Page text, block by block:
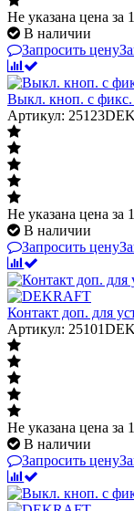
Не указана цена за 1
В наличии
Запросить цену
Выкл. кноп. с
Артикул: 25123DEK
Не указана цена за 1
В наличии
Запросить цену
Контакт доп. для
Артикул: 25101DEK
Не указана цена за 1
В наличии
Запросить цену